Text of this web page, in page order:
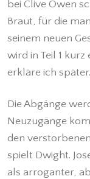
bei Clive Owen
Braut, für die
seinem neuen
wird in Teil 1
erkläre ich später.
Die Abgänge
Neuzugänge
den
spielt Dwight.
als arroganter,